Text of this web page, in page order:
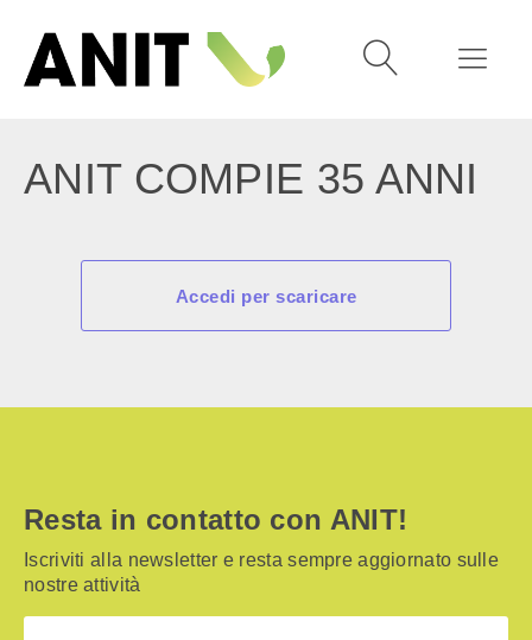
ANIT COMPIE 35 ANNI
Accedi per scaricare
Resta in contatto con ANIT!
Iscriviti alla newsletter e resta sempre aggiornato sulle
nostre attività